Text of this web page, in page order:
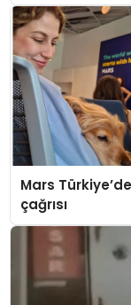
Mars
çağrısı